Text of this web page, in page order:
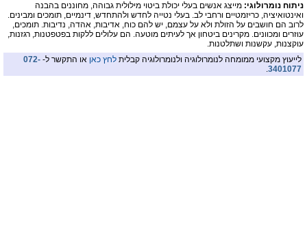
ניתוח נומרולוגי: מייצג אנשים בעלי יכולת ביטוי מילולית גבוהה, מחוננים בהבנה
ואינטואיציה, כריזמטיים ורחבי לב. בעלי נטייה לחדש ולהתחדש, דינמיים, תומכים ומבינים.
לרוב הם חושבים על הזולת ולא על עצמם, יש להם כוח, אדיבות, אהדה, נדיבות. תומכים,
עוזרים ומכוונים. מקרינים ביטחון אך לעיתים מוטעה. הם עלולים ללקות בפטפטנות, רגזנות,
עוקצנות, עקשנות ושתלטנות.
לייעוץ מקצועי ממומחה לנומרולוגיה ולנומרולוגיה קבלית לחץ כאן או התקשר ל- 072-
3401077
.